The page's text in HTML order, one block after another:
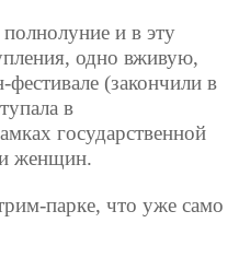
и в эту
одно вживую,
(закончили в
в
государственной
женщин.
парке, что уже само